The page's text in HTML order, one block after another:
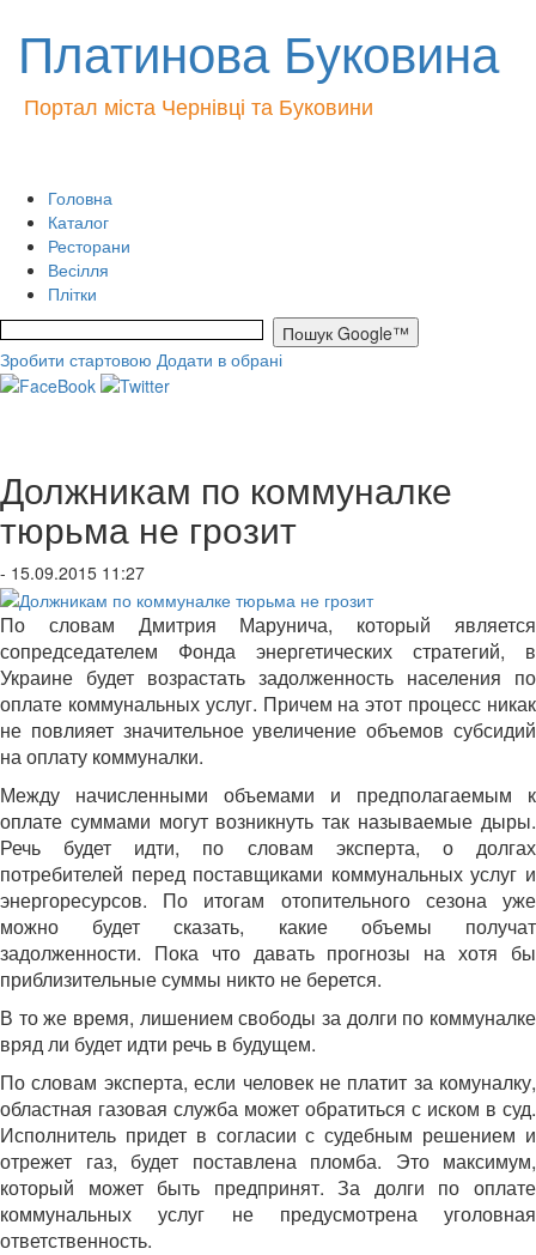
Платинова Буковина
Портал міста Чернівці та Буковини
Головна
Каталог
Ресторани
Весілля
Плітки
Зробити стартовою Додати в обрані
Должникам по коммуналке
тюрьма не грозит
- 15.09.2015 11:27
По словам Дмитрия Марунича, который является
сопредседателем Фонда энергетических стратегий, в
Украине будет возрастать задолженность населения по
оплате коммунальных услуг. Причем на этот процесс никак
не повлияет значительное увеличение объемов субсидий
на оплату коммуналки.
Между начисленными объемами и предполагаемым к
оплате суммами могут возникнуть так называемые дыры.
Речь будет идти, по словам эксперта, о долгах
потребителей перед поставщиками коммунальных услуг и
энергоресурсов. По итогам отопительного сезона уже
можно будет сказать, какие объемы получат
задолженности. Пока что давать прогнозы на хотя бы
приблизительные суммы никто не берется.
В то же время, лишением свободы за долги по коммуналке
вряд ли будет идти речь в будущем.
По словам эксперта, если человек не платит за комуналку,
областная газовая служба может обратиться с иском в суд.
Исполнитель придет в согласии с судебным решением и
отрежет газ, будет поставлена пломба. Это максимум,
который может быть предпринят. За долги по оплате
коммунальных услуг не предусмотрена уголовная
ответственность.